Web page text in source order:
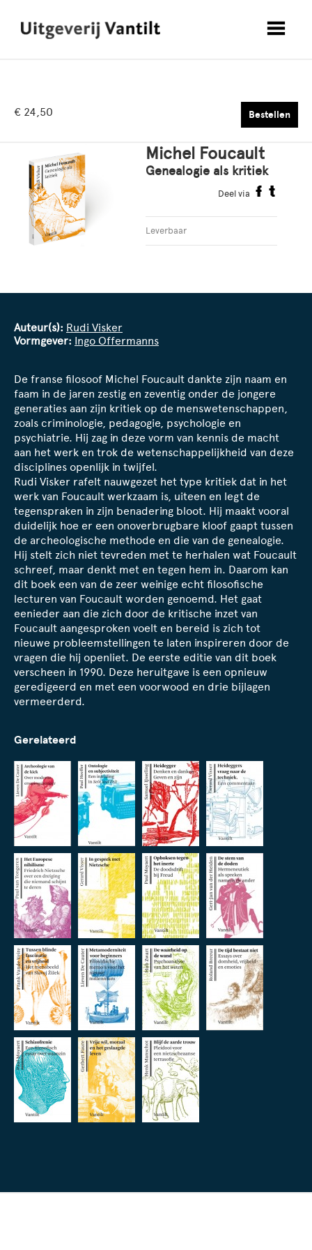
€ 24,50 Bestellen
Michel Foucault
Genealogie als kritiek
Deel via
Leverbaar
Auteur(s): Rudi Visker
Vormgever: Ingo Offermanns
De franse filosoof Michel Foucault dankte zijn naam en
faam in de jaren zestig en zeventig onder de jongere
generaties aan zijn kritiek op de menswetenschappen,
zoals criminologie, pedagogie, psychologie en
psychiatrie. Hij zag in deze vorm van kennis de macht
aan het werk en trok de wetenschappelijkheid van deze
disciplines openlijk in twijfel.
Rudi Visker rafelt nauwgezet het type kritiek dat in het
werk van Foucault werkzaam is, uiteen en legt de
tegenspraken in zijn benadering bloot. Hij maakt vooral
duidelijk hoe er een onoverbrugbare kloof gaapt tussen
de archeologische methode en die van de genealogie.
Hij stelt zich niet tevreden met te herhalen wat Foucault
schreef, maar denkt met en tegen hem in. Daarom kan
dit boek een van de zeer weinige echt filosofische
lecturen van Foucault worden genoemd. Het gaat
eenieder aan die zich door de kritische inzet van
Foucault aangesproken voelt en bereid is zich tot
nieuwe probleemstellingen te laten inspireren door de
vragen die hij openliet. De eerste editie van dit boek
verscheen in 1990. Deze heruitgave is een opnieuw
geredigeerd en met een voorwood en drie bijlagen
vermeerderd.
Gerelateerd